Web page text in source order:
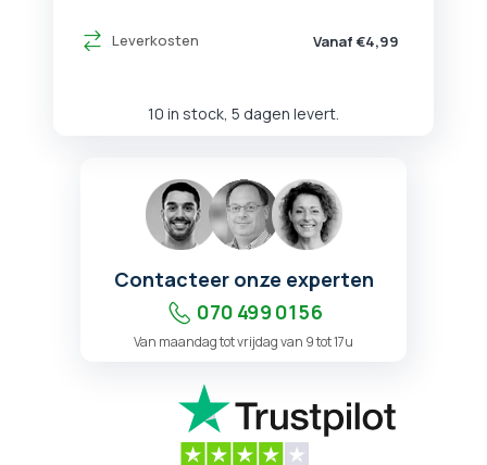
Leverkosten Vanaf €4,99
10 in stock, 5 dagen levert.
Contacteer onze experten
070 499 01 56
Van maandag tot vrijdag van 9 tot 17u